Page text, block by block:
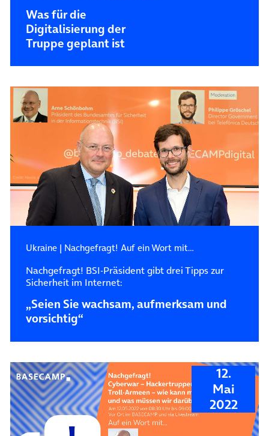
Was für die
Digitalisierung der
Truppe geplant ist
Ukraine| Nachgefragt! Auf ein Wort mit…
Nachgefragt! BSI-Präsident gibt drei Tipps zur
Sicherheit im Internet:
„Seien Sie wachsam, aufmerksam und
vorsichtig“
12.
Mai
2022